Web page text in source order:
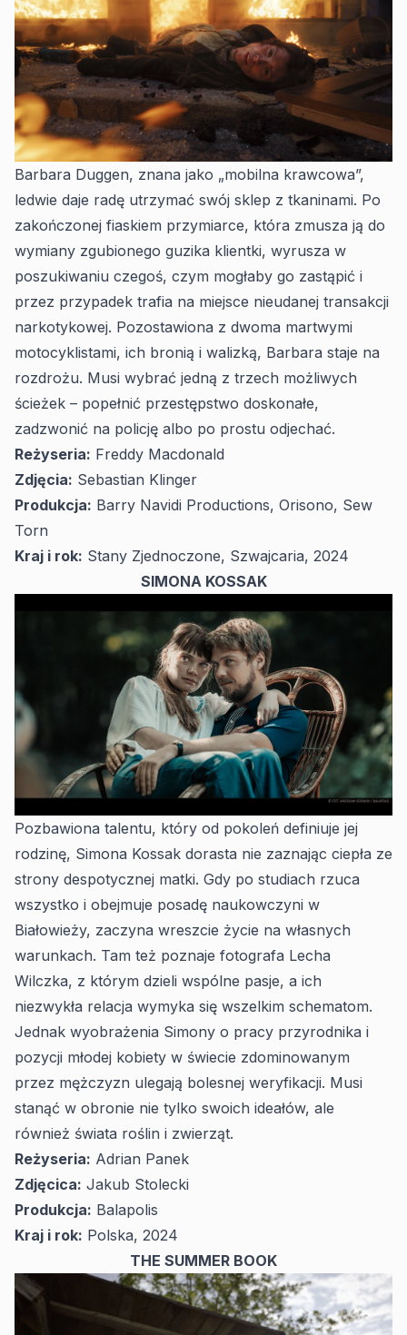
Barbara Duggen, znana jako „mobilna krawcowa”,
ledwie daje radę utrzymać swój sklep z tkaninami. Po
zakończonej fiaskiem przymiarce, która zmusza ją do
wymiany zgubionego guzika klientki, wyrusza w
poszukiwaniu czegoś, czym mogłaby go zastąpić i
przez przypadek trafia na miejsce nieudanej transakcji
narkotykowej. Pozostawiona z dwoma martwymi
motocyklistami, ich bronią i walizką, Barbara staje na
rozdrożu. Musi wybrać jedną z trzech możliwych
ścieżek – popełnić przestępstwo doskonałe,
zadzwonić na policję albo po prostu odjechać.
Reżyseria: Freddy Macdonald
Zdjęcia: Sebastian Klinger
Produkcja: Barry Navidi Productions, Orisono, Sew
Torn
Kraj i rok: Stany Zjednoczone, Szwajcaria, 2024
SIMONA KOSSAK
Pozbawiona talentu, który od pokoleń definiuje jej
rodzinę, Simona Kossak dorasta nie zaznając ciepła ze
strony despotycznej matki. Gdy po studiach rzuca
wszystko i obejmuje posadę naukowczyni w
Białowieży, zaczyna wreszcie życie na własnych
warunkach. Tam też poznaje fotografa Lecha
Wilczka, z którym dzieli wspólne pasje, a ich
niezwykła relacja wymyka się wszelkim schematom.
Jednak wyobrażenia Simony o pracy przyrodnika i
pozycji młodej kobiety w świecie zdominowanym
przez mężczyzn ulegają bolesnej weryfikacji. Musi
stanąć w obronie nie tylko swoich ideałów, ale
również świata roślin i zwierząt.
Reżyseria: Adrian Panek
Zdjęcica: Jakub Stolecki
Produkcja: Balapolis
Kraj i rok: Polska, 2024
THE SUMMER BOOK